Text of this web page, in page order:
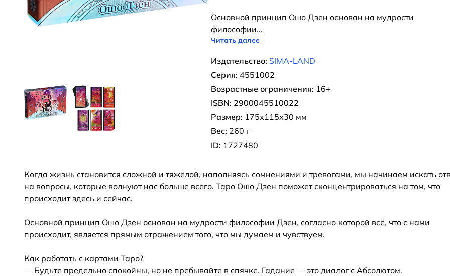
Основной принцип Ошо Дзен основан на мудрости
философии...
Читать далее
Издательство: SIMA-LAND
Серия: 4551002
Возрастные ограничения: 16+
ISBN: 2900045510022
Размер: 175х115х30 мм
Вес: 260 г
ID: 1727480
Когда жизнь становится сложной и тяжёлой, наполняясь сомнениями и тревогами, мы начинаем искать
на вопросы, которые волнуют нас больше всего. Таро Ошо Дзен поможет сконцентрироваться на том, что
происходит здесь и сейчас.
Основной принцип Ошо Дзен основан на мудрости философии Дзен, согласно которой всё, что с нами
происходит, является прямым отражением того, что мы думаем и чувствуем.
Как работать с картами Таро?
— Будьте предельно спокойны, но не пребывайте в спячке. Гадание — это диалог с Абсолютом.